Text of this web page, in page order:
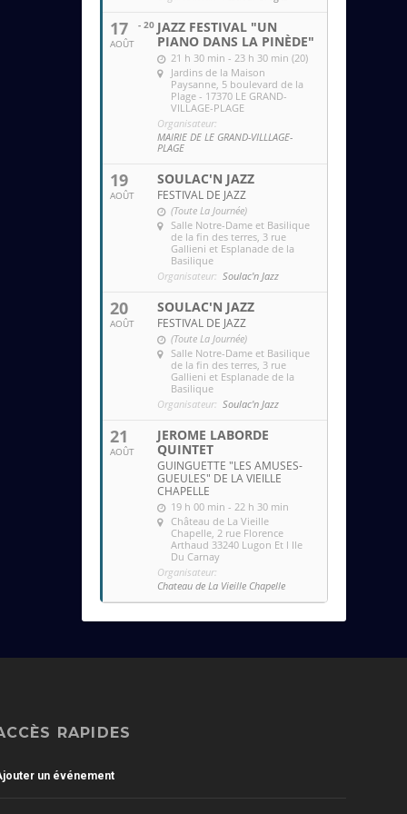
17
AOÛT
- 20 JAZZ FESTIVAL "UN
PIANO DANS LA PINÈDE"
21 h 30 min - 23 h 30 min (20)
Jardins de la Maison
Paysanne , 5 boulevard de la
Plage - 17370 LE GRAND-
VILLAGE-PLAGE
Organisateur:
MAIRIE DE LE GRAND-VILLLAGE-
PLAGE
19
AOÛT
SOULAC'N JAZZ
FESTIVAL DE JAZZ
(Toute La Journée)
Salle Notre-Dame et Basilique
de la fin des terres , 3 rue
Gallieni et Esplanade de la
Basilique
Organisateur: Soulac'n Jazz
20
AOÛT
SOULAC'N JAZZ
FESTIVAL DE JAZZ
(Toute La Journée)
Salle Notre-Dame et Basilique
de la fin des terres , 3 rue
Gallieni et Esplanade de la
Basilique
Organisateur: Soulac'n Jazz
21
AOÛT
JEROME LABORDE
QUINTET
GUINGUETTE "LES AMUSES-
GUEULES" DE LA VIEILLE
CHAPELLE
19 h 00 min - 22 h 30 min
Château de La Vieille
Chapelle , 2 rue Florence
Arthaud 33240 Lugon Et l Ile
Du Carnay
Organisateur:
Chateau de La Vieille Chapelle
RAPIDES
un événement